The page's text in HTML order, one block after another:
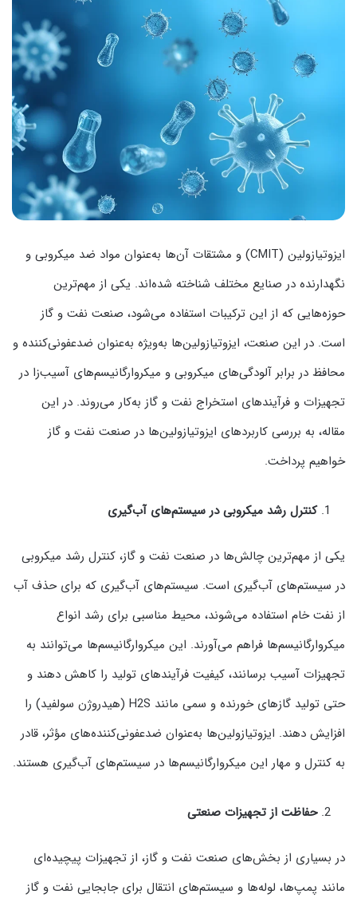
ایزوتیازولین‌ (CMIT) و مشتقات آن‌ها به‌عنوان مواد ضد میکروبی و
نگهدارنده در صنایع مختلف شناخته شده‌اند. یکی از مهم‌ترین
حوزه‌هایی که از این ترکیبات استفاده می‌شود، صنعت نفت و گاز
است. در این صنعت، ایزوتیازولین‌ها به‌ویژه به‌عنوان ضدعفونی‌کننده و
محافظ در برابر آلودگی‌های میکروبی و میکروارگانیسم‌های آسیب‌زا در
تجهیزات و فرآیندهای استخراج نفت و گاز به‌کار می‌روند. در این
مقاله، به بررسی کاربردهای ایزوتیازولین‌ها در صنعت نفت و گاز
خواهیم پرداخت.
کنترل رشد میکروبی در سیستم‌های آب‌گیری
یکی از مهم‌ترین چالش‌ها در صنعت نفت و گاز، کنترل رشد میکروبی
در سیستم‌های آب‌گیری است. سیستم‌های آب‌گیری که برای حذف آب
از نفت خام استفاده می‌شوند، محیط مناسبی برای رشد انواع
میکروارگانیسم‌ها فراهم می‌آورند. این میکروارگانیسم‌ها می‌توانند به
تجهیزات آسیب برسانند، کیفیت فرآیندهای تولید را کاهش دهند و
حتی تولید گازهای خورنده و سمی مانند H2S (هیدروژن سولفید) را
افزایش دهند. ایزوتیازولین‌ها به‌عنوان ضدعفونی‌کننده‌های مؤثر، قادر
به کنترل و مهار این میکروارگانیسم‌ها در سیستم‌های آب‌گیری هستند.
حفاظت از تجهیزات صنعتی
در بسیاری از بخش‌های صنعت نفت و گاز، از تجهیزات پیچیده‌ای
مانند پمپ‌ها، لوله‌ها و سیستم‌های انتقال برای جابجایی نفت و گاز